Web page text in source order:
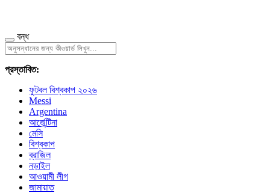
বন্ধ
প্রস্তাবিত:
ফুটবল বিশ্বকাপ ২০২৬
Messi
Argentina
আর্জেন্টিনা
মেসি
বিশ্বকাপ
ব্রাজিল
নড়াইল
আওয়ামী লীগ
জামায়াত